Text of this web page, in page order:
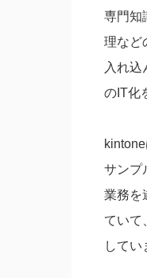
専門知
理など
入れ
のIT化
サンプ
業務を
ていて
してい